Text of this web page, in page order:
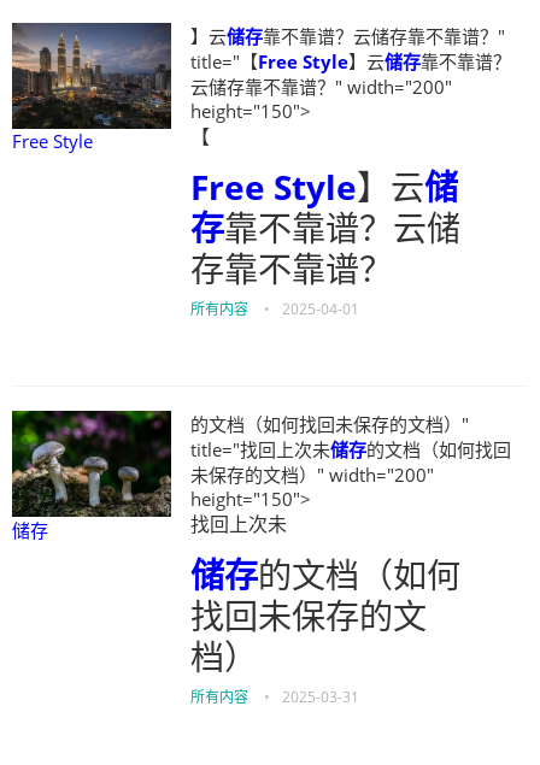
Free Style
】云储存靠不靠谱？云储存靠不靠谱？"
title="【Free Style】云储存靠不靠谱？
云储存靠不靠谱？" width="200"
height="150">
【
Free Style】云储
存靠不靠谱？云储
存靠不靠谱？
所有内容 • 2025-04-01
储存
的文档（如何找回未保存的文档）"
title="找回上次未储存的文档（如何找回
未保存的文档）" width="200"
height="150">
找回上次未
储存的文档（如何
找回未保存的文
档）
所有内容 • 2025-03-31